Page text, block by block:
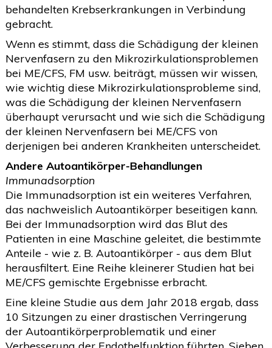
behandelten Krebserkrankungen in Verbindung
gebracht.
Wenn es stimmt, dass die Schädigung der kleinen
Nervenfasern zu den Mikrozirkulationsproblemen
bei ME/CFS, FM usw. beiträgt, müssen wir wissen,
wie wichtig diese Mikrozirkulationsprobleme sind,
was die Schädigung der kleinen Nervenfasern
überhaupt verursacht und wie sich die Schädigung
der kleinen Nervenfasern bei ME/CFS von
derjenigen bei anderen Krankheiten unterscheidet.
Andere Autoantikörper-Behandlungen
Immunadsorption
Die Immunadsorption ist ein weiteres Verfahren,
das nachweislich Autoantikörper beseitigen kann.
Bei der Immunadsorption wird das Blut des
Patienten in eine Maschine geleitet, die bestimmte
Anteile - wie z. B. Autoantikörper - aus dem Blut
herausfiltert. Eine Reihe kleinerer Studien hat bei
ME/CFS gemischte Ergebnisse erbracht.
Eine kleine Studie aus dem Jahr 2018 ergab, dass
10 Sitzungen zu einer drastischen Verringerung
der Autoantikörperproblematik und einer